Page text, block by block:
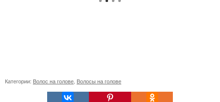
Категории: Волос на голове Волосы на голове